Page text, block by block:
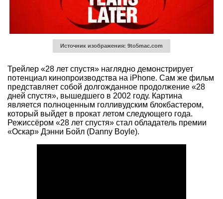
Источник изображения: 9to5mac.com
Трейлер «28 лет спустя» наглядно демонстрирует
потенциал кинопроизводства на iPhone. Сам же фильм
представляет собой долгожданное продолжение «28
дней спустя», вышедшего в 2002 году. Картина
является полноценным голливудским блокбастером,
который выйдет в прокат летом следующего года.
Режиссёром «28 лет спустя» стал обладатель премии
«Оскар» Дэнни Бойл (Danny Boyle).